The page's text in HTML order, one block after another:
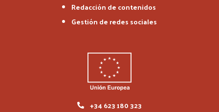
Redacción de contenidos
Gestión de redes sociales
+34 623 180 323